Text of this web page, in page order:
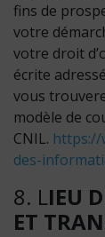
fins de
votre
votre droit
écrite
vous
modèle de
CNIL.
des-
8. LIEU
ET